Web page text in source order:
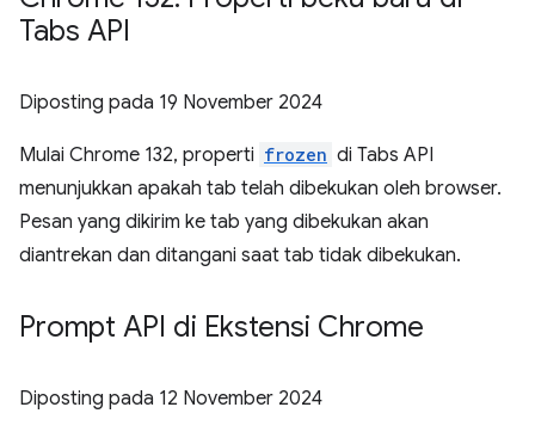
Tabs API
Diposting pada 19 November 2024
Mulai Chrome 132, properti frozen di Tabs API
menunjukkan apakah tab telah dibekukan oleh browser.
Pesan yang dikirim ke tab yang dibekukan akan
diantrekan dan ditangani saat tab tidak dibekukan.
Prompt API di Ekstensi Chrome
Diposting pada 12 November 2024